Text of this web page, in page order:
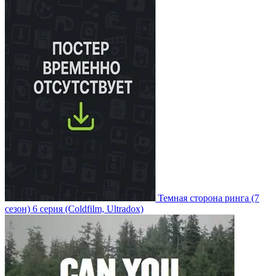
Темная сторона ринга (7
сезон) 6 серия (Coldfilm, Ultradox)